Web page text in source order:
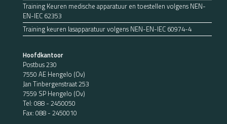
Training Keuren medische apparatuur en toestellen volgens NEN-
EN-IEC 62353
Training keuren lasapparatuur volgens NEN-EN-IEC 60974-4
Hoofdkantoor
Postbus 230
7550 AE Hengelo (Ov)
Jan Tinbergenstraat 253
7559 SP Hengelo (Ov)
Tel: 088 - 2450050
Fax: 088 - 2450010